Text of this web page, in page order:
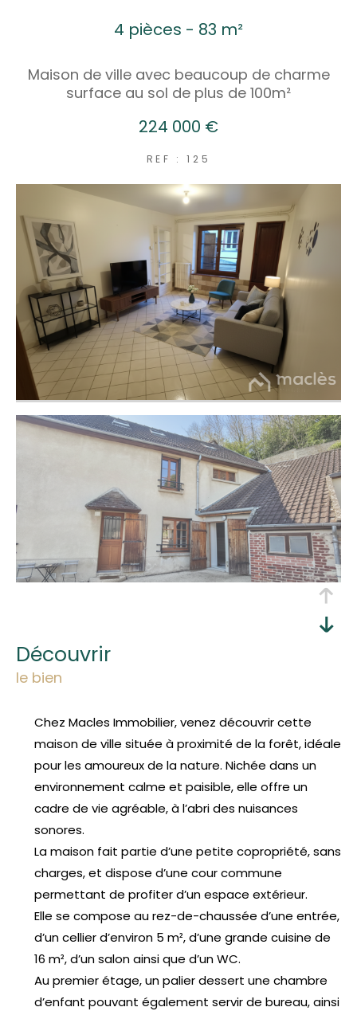
4 pièces - 83 m²
Maison de ville avec beaucoup de charme
surface au sol de plus de 100m²
224 000 €
REF : 125
découvrir
le bien
Chez Macles Immobilier, venez découvrir cette
maison de ville située à proximité de la forêt, idéale
pour les amoureux de la nature. Nichée dans un
environnement calme et paisible, elle offre un
cadre de vie agréable, à l’abri des nuisances
sonores.
La maison fait partie d’une petite copropriété, sans
charges, et dispose d’une cour commune
permettant de profiter d’un espace extérieur.
Elle se compose au rez-de-chaussée d’une entrée,
d’un cellier d’environ 5 m², d’une grande cuisine de
16 m², d’un salon ainsi que d’un WC.
Au premier étage, un palier dessert une chambre
d’enfant pouvant également servir de bureau, ainsi